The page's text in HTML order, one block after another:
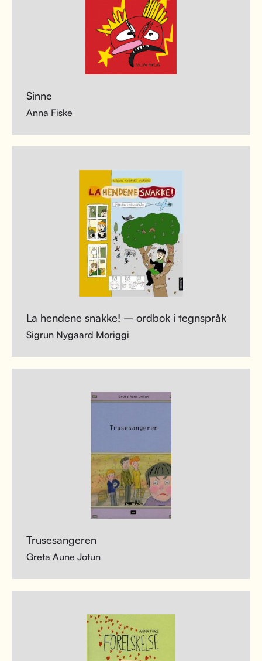
Sinne
Anna Fiske
La hendene snakke! – ordbok i tegnspråk
Sigrun Nygaard Moriggi
Trusesangeren
Greta Aune Jotun